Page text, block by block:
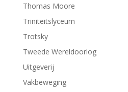
Thomas Moore
Triniteitslyceum
Trotsky
Tweede Wereldoorlog
Uitgeverij
Vakbeweging